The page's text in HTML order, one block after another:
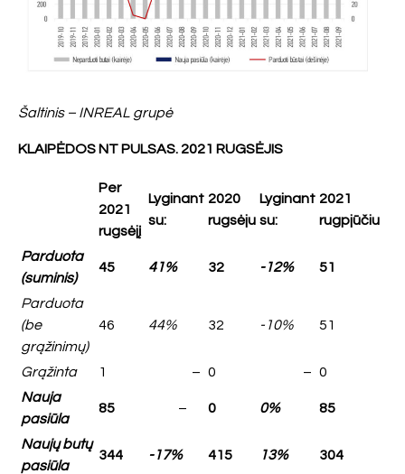
Šaltinis – INREAL grupė
KLAIPĖDOS NT PULSAS. 2021 RUGSĖJIS
Per
2021
rugsėjį
Lyginant
su:
2020
rugsėju
Lyginant
su:
2021
rugpjūčiu
Parduota
(suminis)
45 41% 32 -12% 51
Parduota
(be
grąžinimų)
46 44% 32 -10% 51
Grąžinta 1 – 0 – 0
Nauja
pasiūla
85 – 0 0% 85
Naujų butų
pasiūla
344 -17% 415 13% 304